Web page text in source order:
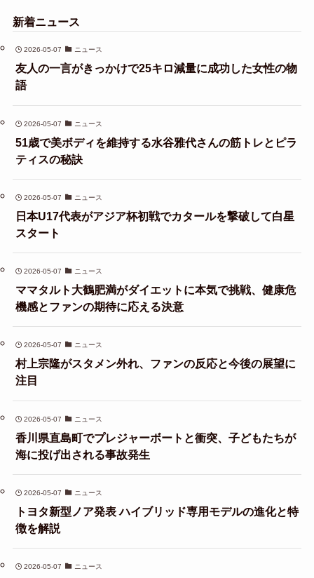
新着ニュース
2026-05-07 ニュース
友人の一言がきっかけで25キロ減量に成功した女性の物
語
2026-05-07 ニュース
51歳で美ボディを維持する水谷雅代さんの筋トレとピラ
ティスの秘訣
2026-05-07 ニュース
日本U17代表がアジア杯初戦でカタールを撃破して白星
スタート
2026-05-07 ニュース
ママタルト大鶴肥満がダイエットに本気で挑戦、健康危
機感とファンの期待に応える決意
2026-05-07 ニュース
村上宗隆がスタメン外れ、ファンの反応と今後の展望に
注目
2026-05-07 ニュース
香川県直島町でプレジャーボートと衝突、子どもたちが
海に投げ出される事故発生
2026-05-07 ニュース
トヨタ新型ノア発表 ハイブリッド専用モデルの進化と特
徴を解説
2026-05-07 ニュース